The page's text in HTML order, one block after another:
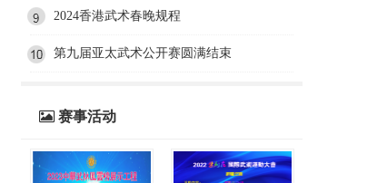
2024香港武术春晚规程
第九届亚太武术公开赛圆满结束
赛事活动